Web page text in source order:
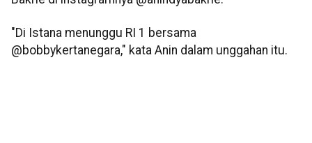
"Di Istana menunggu RI 1 bersama
@bobbykertanegara," kata Anin dalam unggahan itu.